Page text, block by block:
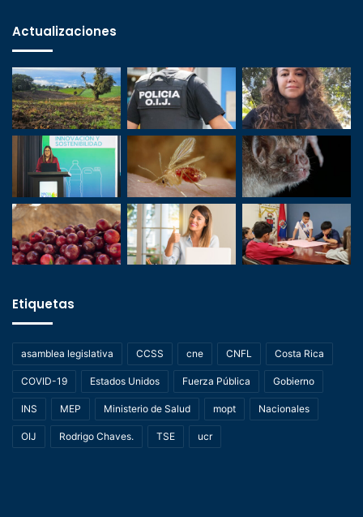
Actualizaciones
Etiquetas
asamblea legislativa CCSS cne CNFL Costa Rica
COVID-19 Estados Unidos Fuerza Pública Gobierno
INS MEP Ministerio de Salud mopt Nacionales
OIJ Rodrigo Chaves. TSE ucr